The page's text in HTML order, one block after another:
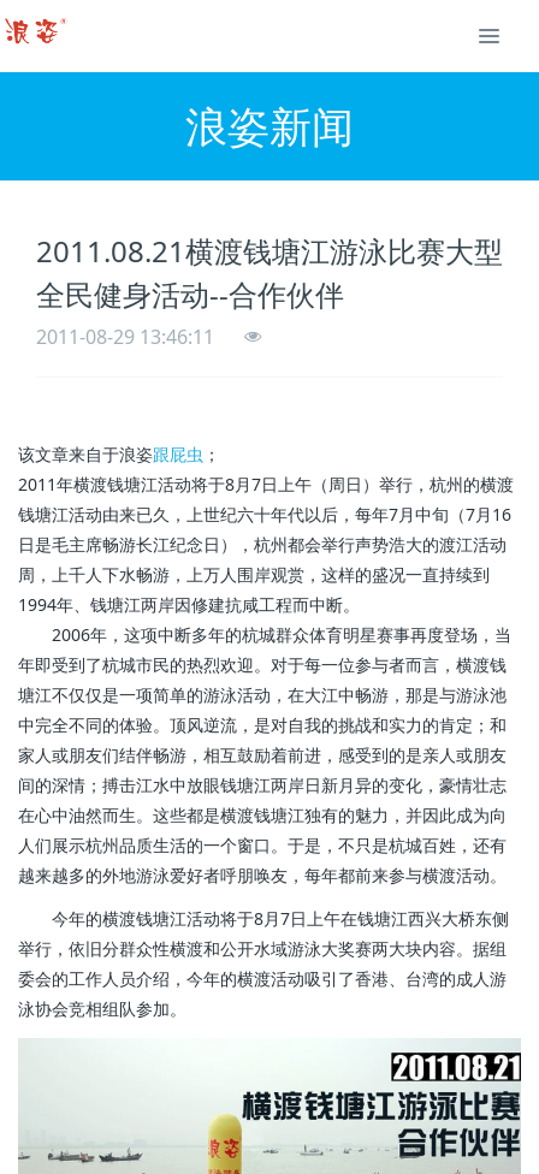
浪姿新闻
2011.08.21横渡钱塘江游泳比赛大型
全民健身活动--合作伙伴
2011-08-29 13:46:11
该文章来自于浪姿跟屁虫 ；
2011年横渡钱塘江活动将于8月7日上午（周日）举行，杭州的横渡
钱塘江活动由来已久，上世纪六十年代以后，每年7月中旬（7月16
日是毛主席畅游长江纪念日），杭州都会举行声势浩大的渡江活动
周，上千人下水畅游，上万人围岸观赏，这样的盛况一直持续到
1994年、钱塘江两岸因修建抗咸工程而中断。
2006年，这项中断多年的杭城群众体育明星赛事再度登场，当
年即受到了杭城市民的热烈欢迎。对于每一位参与者而言，横渡钱
塘江不仅仅是一项简单的游泳活动，在大江中畅游，那是与游泳池
中完全不同的体验。顶风逆流，是对自我的挑战和实力的肯定；和
家人或朋友们结伴畅游，相互鼓励着前进，感受到的是亲人或朋友
间的深情；搏击江水中放眼钱塘江两岸日新月异的变化，豪情壮志
在心中油然而生。这些都是横渡钱塘江独有的魅力，并因此成为向
人们展示杭州品质生活的一个窗口。于是，不只是杭城百姓，还有
越来越多的外地游泳爱好者呼朋唤友，每年都前来参与横渡活动。
今年的横渡钱塘江活动将于8月7日上午在钱塘江西兴大桥东侧
举行，依旧分群众性横渡和公开水域游泳大奖赛两大块内容。据组
委会的工作人员介绍，今年的横渡活动吸引了香港、台湾的成人游
泳协会竞相组队参加。